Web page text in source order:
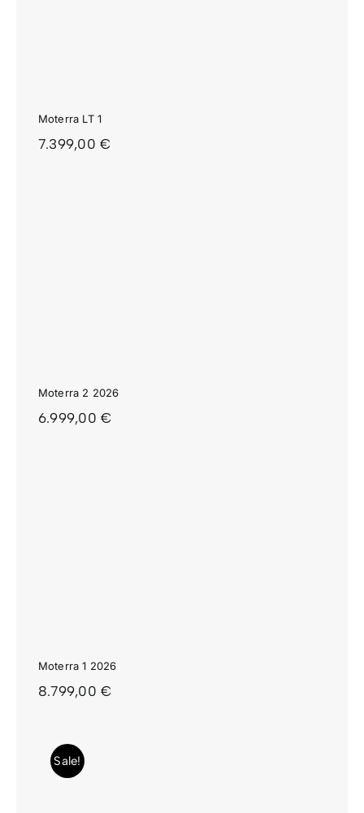
Moterra LT 1
7.399,00€
Moterra 2 2026
6.999,00€
Moterra 1 2026
8.799,00€
Sale!